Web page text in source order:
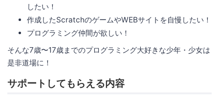
したい！
作成したScratchのゲームやWEBサイトを自慢したい！
プログラミング仲間が欲しい！
そんな7歳〜17歳までのプログラミング大好きな少年・少女は
是非道場に！
サポートしてもらえる内容